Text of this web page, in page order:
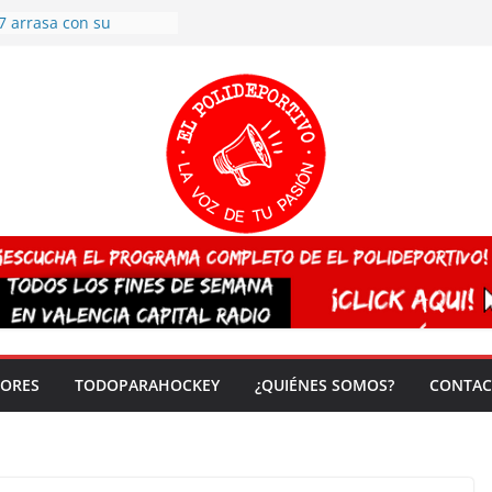
arrasa con su
España sub20
del mundo
vez!
TODOPARAHOCKEY ¿QUIÉNES SOMOS?